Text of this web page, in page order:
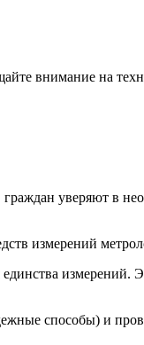
внимание на
уверяют в
измерений
единства
способы) и